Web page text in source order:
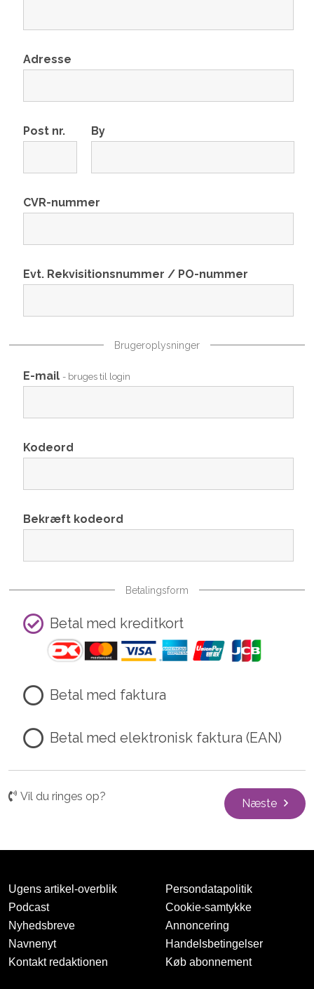
Adresse
Post nr. By
CVR-nummer
Evt. Rekvisitionsnummer / PO-nummer
Brugeroplysninger
E-mail - bruges til login
Kodeord
Bekræft kodeord
Betalingsform
Betal med kreditkort
Betal med faktura
Betal med elektronisk faktura (EAN)
Vil du ringes op?
Næste
Ugens artikel-overblik
Podcast
Nyhedsbreve
Navnenyt
Kontakt redaktionen
Persondatapolitik
Cookie-samtykke
Annoncering
Handelsbetingelser
Køb abonnement